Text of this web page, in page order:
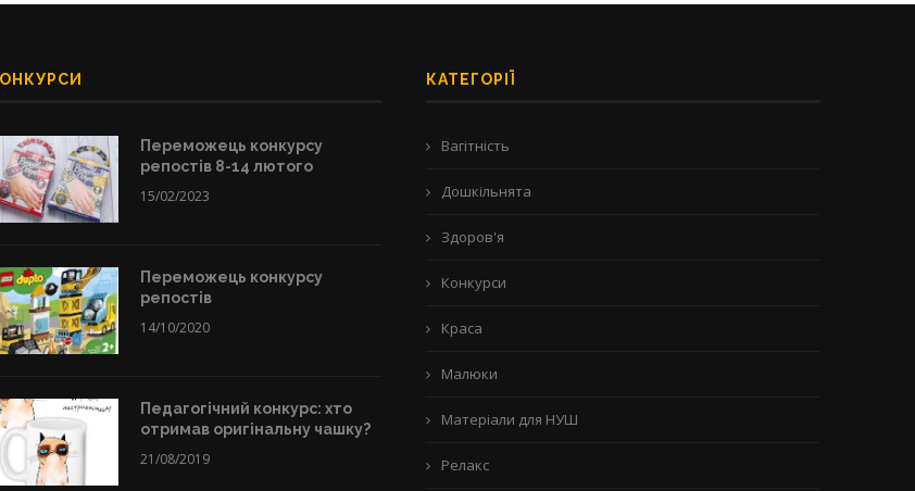
Переможець конкурсу
репостів 8-14 лютого
15/02/2023
Переможець конкурсу
репостів
14/10/2020
Педагогічний конкурс: хто
отримав оригінальну чашку?
21/08/2019
КАТЕГОРІЇ
Вагітність
Дошкільнята
Здоров'я
Конкурси
Краса
Малюки
Матеріали для НУШ
Релакс